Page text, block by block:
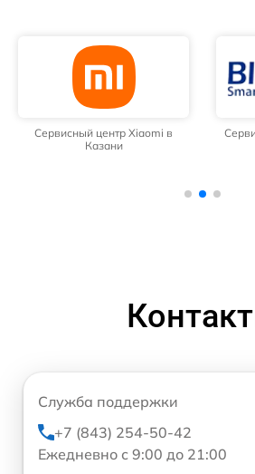
Сервисный центр Xiaomi в
Казани
Служба поддержки
+7 (843) 254-50-42
Ежедневно с 9:00 до 21:00